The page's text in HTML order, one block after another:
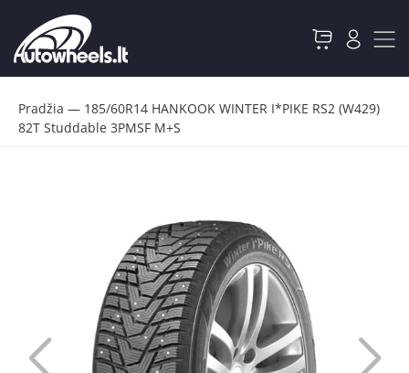
Pradžia — 185/60R14 HANKOOK WINTER I*PIKE RS2 (W429)
82T Studdable 3PMSF M+S